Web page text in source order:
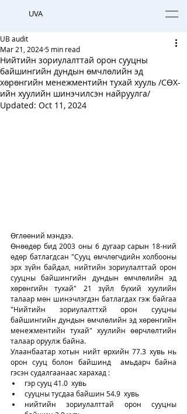
UVA
Нийтийн зориулалттай орон сууцны
байшингийн дундын өмчлөлийн эд
хөрөнгийн менежментийн тухай хууль /СӨХ-
ийн хуулийн шинэчилсэн найруулга/
UB audit
Mar 21, 20245 min read
Updated: Oct 11, 2024
Өглөөний мэндээ.
Өнөөдөр бид 2003 оны 6 дугаар сарын 18-ний
өдөр батлагдсан "Сууц өмчлөгчдийн холбооны
эрх зүйн байдал, нийтийн зориулалттай орон
сууцны байшингийн дундын өмчлөлийн эд
хөрөнгийн тухай" 21 зүйл бүхий хуулийн
талаар мөн шинэчлэгдэн батлагдах гэж байгаа
"Нийтийн зориулалттхй орон сууцны
байшингийн дундын өмчлөлийн эд хөрөнгийн
менежментийн тухай" хуулийн өөрчлөлтийн
талаар оруулж байна.
Улаанбаатар хотын нийт өрхийн 77.3 хувь нь
орон сууц болон байшинд  амьдарч байна
гэсэн судалгаанаас харахад :
гэр сууц 41.0  хувь
сууцны тусдаа байшин 54.9  хувь
нийтийн зориулалттай орон сууцны